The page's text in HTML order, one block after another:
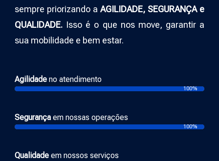
sempre priorizando a AGILIDADE, SEGURANÇA e
QUALIDADE. Isso é o que nos move, garantir a
sua mobilidade e bem estar.
Agilidade no atendimento
100%
Segurança em nossas operações
100%
Qualidade em nossos serviços